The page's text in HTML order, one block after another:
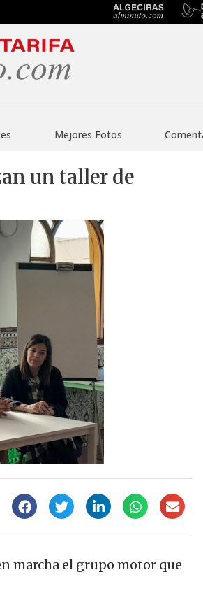
Mejores Fotos
un taller de
marcha el grupo motor que